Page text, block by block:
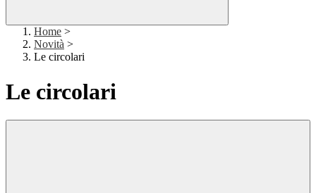
Home >
Novità >
Le circolari
Le circolari